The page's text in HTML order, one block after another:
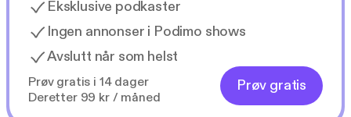
Eksklusive podkaster
Ingen annonser i Podimo shows
Avslutt når som helst
Prøv gratis i 14 dager
Deretter 99 kr / måned
Prøv gratis